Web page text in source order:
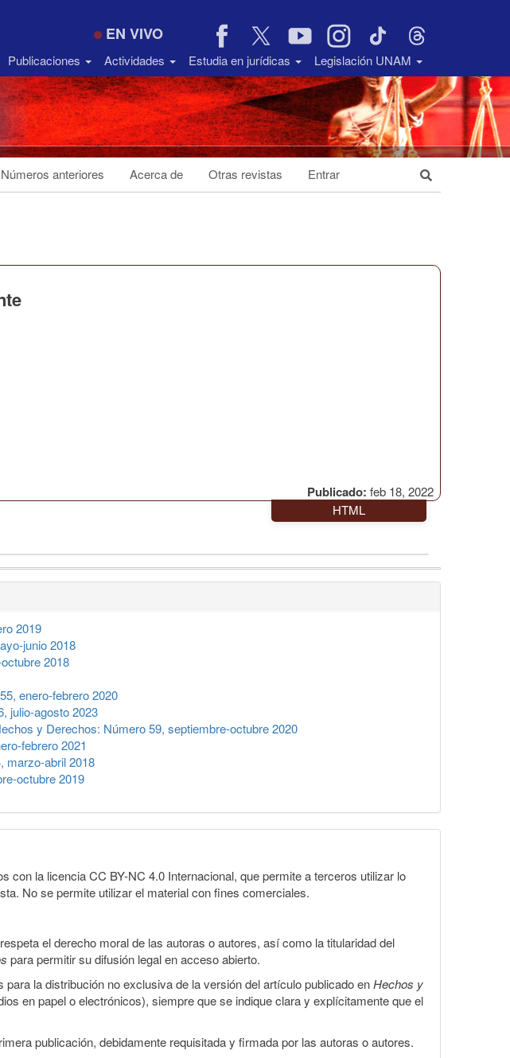
EN VIVO
Publicaciones Actividades Estudia en jurídicas Legislación UNAM
Números anteriores Acerca de Otras revistas Entrar
Publicado: feb 18, 2022
HTML
2019
junio 2018
2018
enero-febrero 2020
julio-agosto 2023
y Derechos: Número 59, septiembre-octubre 2020
febrero 2021
marzo-abril 2018
octubre 2019
con la licencia CC BY-NC 4.0 Internacional, que permite a terceros utilizar lo
No se permite utilizar el material con fines comerciales.
el derecho moral de las autoras o autores, así como la titularidad del
para permitir su difusión legal en acceso abierto.
la distribución no exclusiva de la versión del artículo publicado enHechos y
en papel o electrónicos), siempre que se indique clara y explícitamente que el
publicación, debidamente requisitada y firmada por las autoras o autores.